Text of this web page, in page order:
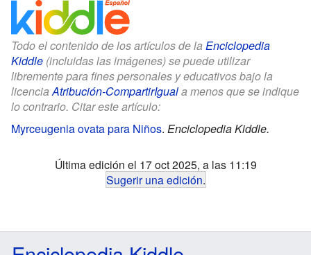
Todo el contenido de los artículos de la Enciclopedia
Kiddle (incluidas las imágenes) se puede utilizar
libremente para fines personales y educativos bajo la
licenciaAtribución-CompartirIguala menos que se indique
lo contrario. Citar este artículo:
Myrceugenia ovata para Niños. Enciclopedia Kiddle.
Última edición el 17 oct 2025, a las 11:19
Sugerir una edición.